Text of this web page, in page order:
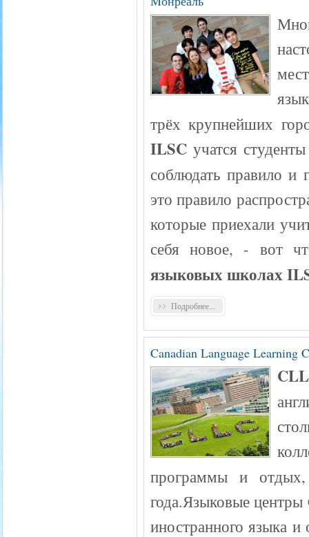
трёх крупнейших
ILSC учатся
соблюдать правило и
это правило
которые приехали
себя новое, - вот
языковых школах
Подробнее...
Canadian Language Learning
программы и отдых,
года.Языковые
иностранного языка